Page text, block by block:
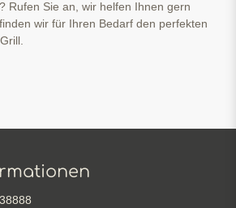
Rufen Sie an, wir helfen Ihnen gern
wir für Ihren Bedarf den perfekten